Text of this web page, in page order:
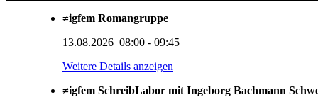
≠igfem Romangruppe
13.08.2026 08:00 - 09:45
Weitere Details anzeigen
≠igfem SchreibLabor mit Ingeborg Bachmann